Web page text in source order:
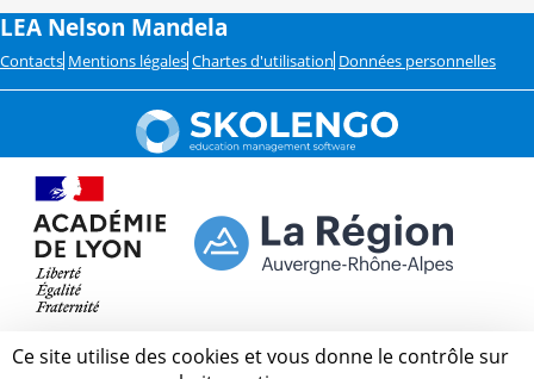
LEA Nelson Mandela
Contacts Mentions légales Chartes d'utilisation Données personnelles
Ce site utilise des cookies et vous donne le contrôle sur